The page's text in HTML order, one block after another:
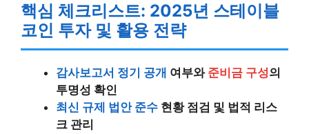
핵심 체크리스트: 2025년 스테이블
코인 투자 및 활용 전략
감사보고서 정기 공개 여부와 준비금 구성의
투명성 확인
최신 규제 법안 준수 현황 점검 및 법적 리스
크 관리